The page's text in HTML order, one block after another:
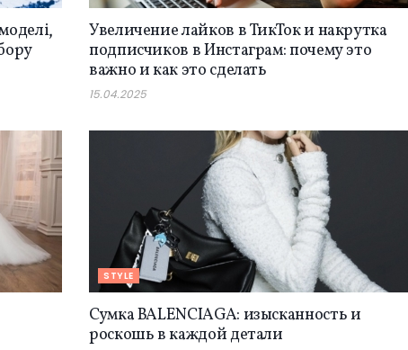
Увеличение лайков в ТикТок и накрутка
подписчиков в Инстаграм: почему это
важно и как это сделать
15.04.2025
STYLE
Сумка BALENCIAGA: изысканность и
роскошь в каждой детали